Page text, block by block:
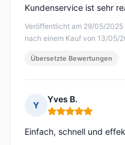
Veröffentlicht am 29/05/2025
nach einem Kauf von 13/05/
Kundenservice ist sehr
Übersetzte Bewertungen
Y
Yves B.
Hinweis: 5 von 5
Einfach, schnell und